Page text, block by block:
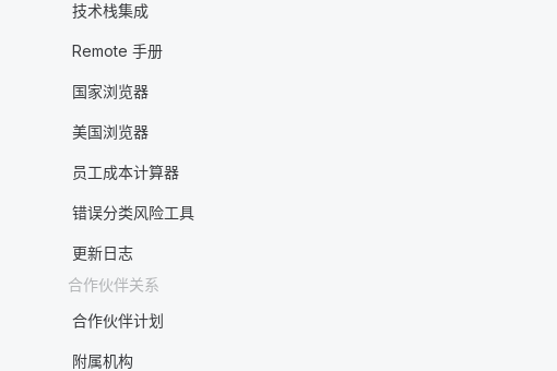
技术栈集成
Remote 手册
国家浏览器
美国浏览器
员工成本计算器
错误分类风险工具
更新日志
合作伙伴关系
合作伙伴计划
附属机构